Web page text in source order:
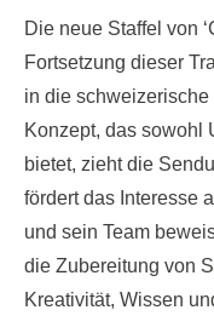
Die neue Staffel von
Fortsetzung dieser
in die
Konzept, das sowohl
bietet, zieht die
fördert das Interesse
und sein Team
die Zubereitung von
Kreativität, Wissen